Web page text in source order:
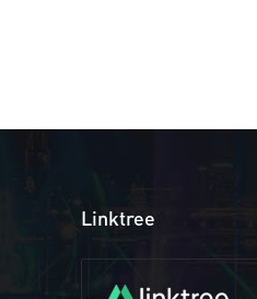
Linktree